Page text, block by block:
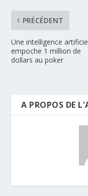
PRÉCÉDENT
Une intelligence
empoche 1 million de
dollars au poker
A PROPOS DE